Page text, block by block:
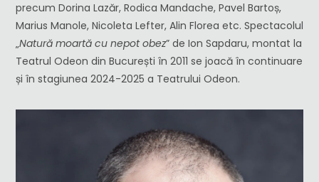
precum Dorina Lazăr, Rodica Mandache, Pavel Bartoș,
Marius Manole, Nicoleta Lefter, Alin Florea etc. Spectacolul
„Natură moartă cu nepot obez” de Ion Sapdaru, montat la
Teatrul Odeon din București în 2011 se joacă în continuare
și în stagiunea 2024-2025 a Teatrului Odeon.